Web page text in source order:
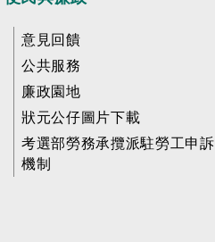
意見回饋
公共服務
廉政園地
狀元公仔圖片下載
考選部勞務承攬派駐勞工申訴
機制